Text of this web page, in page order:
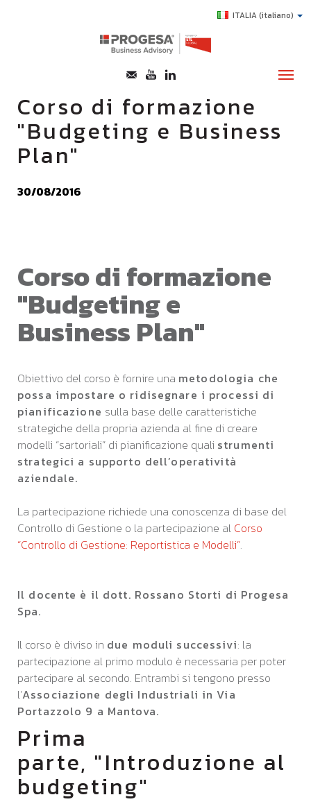
ITALIA(italiano)
CHI SIAMO
SERVIZI
SUCCESS STORY
CONTATTI
Corso di formazione
"Budgeting e Business
Plan"
30/08/2016
Corso di formazione
"Budgeting e
Business Plan"
Obiettivo del corso è fornire una metodologia che
possa impostare o ridisegnare i processi di
pianificazione sulla base delle caratteristiche
strategiche della propria azienda al fine di creare
modelli “sartoriali” di pianificazione quali strumenti
strategici a supporto dell’operatività
aziendale.
La partecipazione richiede una conoscenza di base del
Controllo di Gestione o la partecipazione al Corso
“Controllo di Gestione: Reportistica e Modelli”.
Il docente è il dott. Rossano Storti di Progesa
Spa.
Il corso è diviso in due moduli successivi: la
partecipazione al primo modulo è necessaria per poter
partecipare al secondo. Entrambi si tengono presso
l'Associazione degli Industriali in Via
Portazzolo 9 a Mantova.
Prima
parte, "Introduzione al
budgeting"